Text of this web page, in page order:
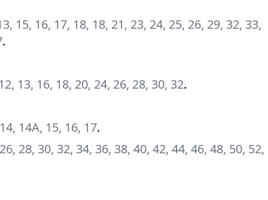
15, 16, 17, 18, 18, 21, 23, 24, 25, 26, 29, 32, 33,
.
13, 16, 18, 20, 24, 26, 28, 30, 32.
14А, 15, 16, 17.
28, 30, 32, 34, 36, 38, 40, 42, 44, 46, 48, 50, 52,